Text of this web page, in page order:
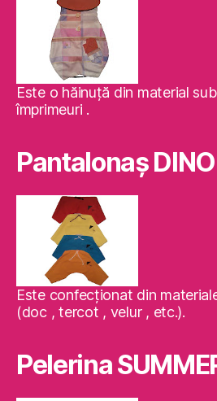
Este o hăinuţă din material
împrimeuri .
Pantalonaş DINO
Este confecţionat din
(doc , tercot , velur , etc.).
Pelerina